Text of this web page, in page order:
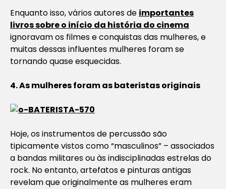
Enquanto isso, vários autores de importantes
livros sobre o início da história do cinema
ignoravam os filmes e conquistas das mulheres, e
muitas dessas influentes mulheres foram se
tornando quase esquecidas.
4. As mulheres foram as bateristas originais
Hoje, os instrumentos de percussão são
tipicamente vistos como “masculinos” – associados
a bandas militares ou às indisciplinadas estrelas do
rock. No entanto, artefatos e pinturas antigas
revelam que originalmente as mulheres eram